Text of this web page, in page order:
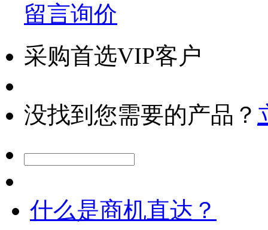
留言询价
采购首选VIP客户
没找到您需要的产品？
什么是商机直达？